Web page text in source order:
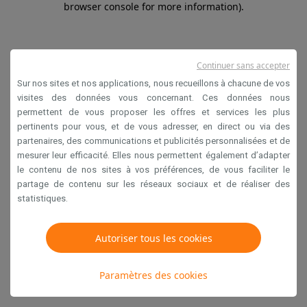
browser console for more information).
Sur nos sites et nos applications, nous recueillons à chacune de vos
visites des données vous concernant. Ces données nous
permettent de vous proposer les offres et services les plus
pertinents pour vous, et de vous adresser, en direct ou via des
partenaires, des communications et publicités personnalisées et de
mesurer leur efficacité. Elles nous permettent également d’adapter
le contenu de nos sites à vos préférences, de vous faciliter le
partage de contenu sur les réseaux sociaux et de réaliser des
statistiques.
Autoriser tous les cookies
Paramètres des cookies
Continuer sans accepter